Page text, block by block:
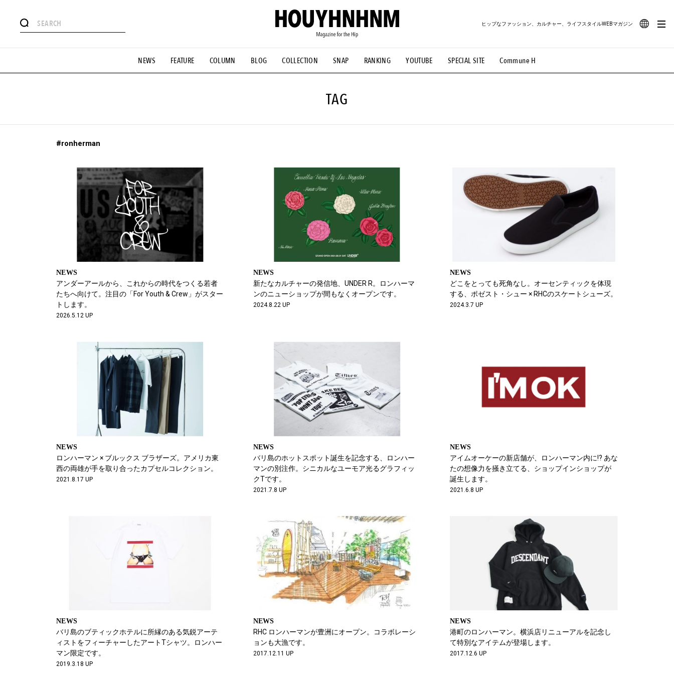
NEWS FEATURE COLUMN BLOG COLLECTION SNAP RANKING YOUTUBE SPECIAL SITE Commune H
ヒップなファッション、カルチャー、ライフスタイルWEBマガジン
#憧れの逸品 #ESSENTIAL DESIGNS #古着サミット #NEW VINTAGE #マイナーグッド図鑑 #路地裏てぃーん。 #MONTHLY JOURNAL
#GH 銘品の所以 #フイナムのYouTube #Commune H #FOCUS IT #AH.H #ととけん #FASHION #MUSIC #MOVIE #LIFESTYLE #SNEAKER #OUTDOOR
TAG
#ronherman
NEWS
アンダーアールから、これからの時代をつくる若者
たちへ向けて。注目の「For Youth & Crew」がスター
トします。
2026.5.12 UP
NEWS
新たなカルチャーの発信地、UNDER R。ロンハーマ
ンのニューショップが間もなくオープンです。
2024.8.22 UP
NEWS
どこをとっても死角なし。オーセンティックを体現
する、ポゼスト・シュー × RHCのスケートシューズ。
2024.3.7 UP
NEWS
ロンハーマン × ブルックス ブラザーズ。アメリカ東
西の両雄が手を取り合ったカプセルコレクション。
2021.8.17 UP
NEWS
バリ島のホットスポット誕生を記念する、ロンハー
マンの別注作。シニカルなユーモア光るグラフィッ
クTです。
2021.7.8 UP
NEWS
アイムオーケーの新店舗が、ロンハーマン内に!? あな
たの想像力を掻き立てる、ショップインショップが
誕生します。
2021.6.8 UP
NEWS
バリ島のブティックホテルに所縁のある気鋭アーテ
ィストをフィーチャーしたアートTシャツ。ロンハー
マン限定です。
2019.3.18 UP
NEWS
RHC ロンハーマンが豊洲にオープン。コラボレーシ
ョンも大漁です。
2017.12.11 UP
NEWS
港町のロンハーマン。横浜店リニューアルを記念し
て特別なアイテムが登場します。
2017.12.6 UP